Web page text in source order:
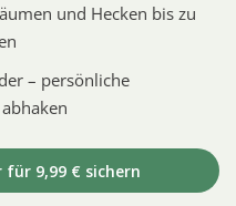
und Hecken bis zu
– persönliche
9,99 € sichern